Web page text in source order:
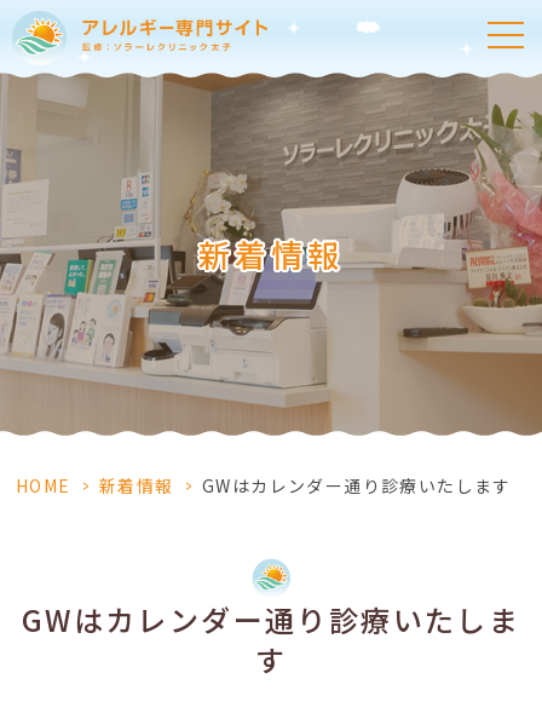
新着情報
HOME > 新着情報 > GWはカレンダー通り診療いたします
GWはカレンダー通り診療いたしま
す